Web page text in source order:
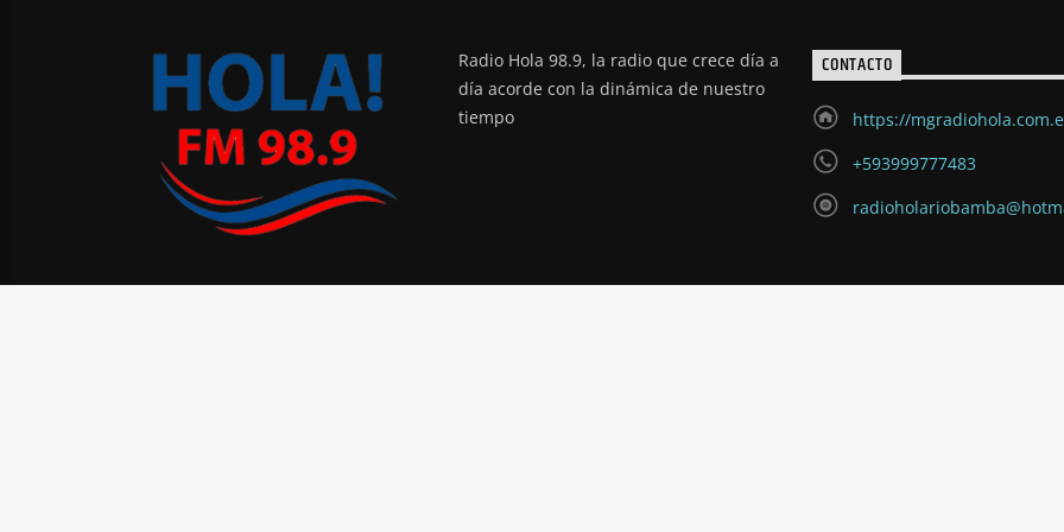
Radio Hola 98.9, la radio que crece día a
día acorde con la dinámica de nuestro
tiempo
CONTACTO
https://
+593999777483